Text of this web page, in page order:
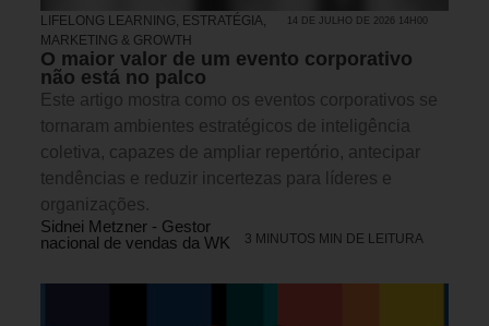
LIFELONG LEARNING, ESTRATÉGIA,
MARKETING & GROWTH
14 DE JULHO DE 2026 14H00
O maior valor de um evento corporativo
não está no palco
Este artigo mostra como os eventos corporativos se
tornaram ambientes estratégicos de inteligência
coletiva, capazes de ampliar repertório, antecipar
tendências e reduzir incertezas para líderes e
organizações.
Sidnei Metzner - Gestor
nacional de vendas da WK
3 MINUTOS MIN DE LEITURA